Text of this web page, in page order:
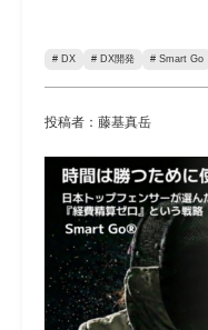
# DX # DX開発 # Smart Go
投稿者：藤基真岳